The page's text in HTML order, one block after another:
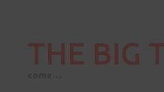
THE BIG